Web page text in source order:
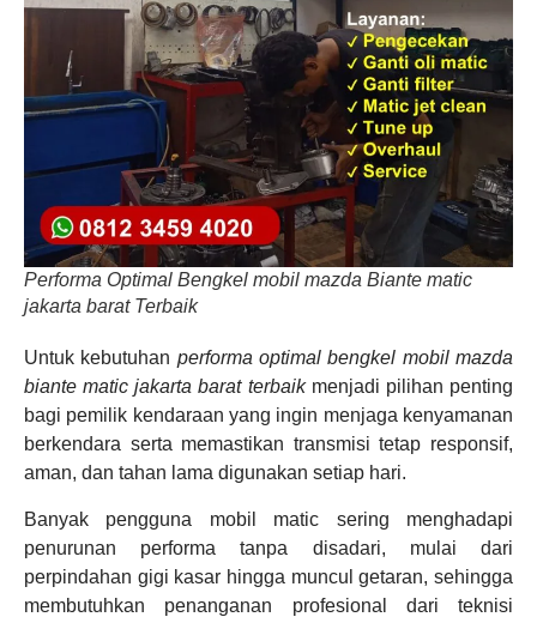
Performa Optimal Bengkel mobil mazda Biante matic
jakarta barat Terbaik
Untuk kebutuhan performa optimal bengkel mobil mazda
biante matic jakarta barat terbaikmenjadi pilihan penting
bagi pemilik kendaraan yang ingin menjaga kenyamanan
berkendara serta memastikan transmisi tetap responsif,
aman, dan tahan lama digunakan setiap hari.
Banyak pengguna mobil matic sering menghadapi
penurunan performa tanpa disadari, mulai dari
perpindahan gigi kasar hingga muncul getaran, sehingga
membutuhkan penanganan profesional dari teknisi